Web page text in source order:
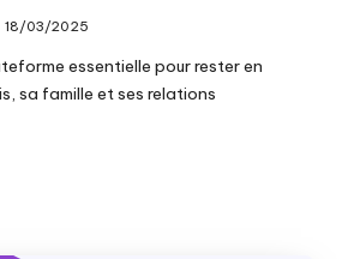
18/03/2025
essentielle pour rester en
sa famille et ses relations